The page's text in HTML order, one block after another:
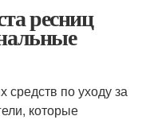
ресниц
по уходу за
которые